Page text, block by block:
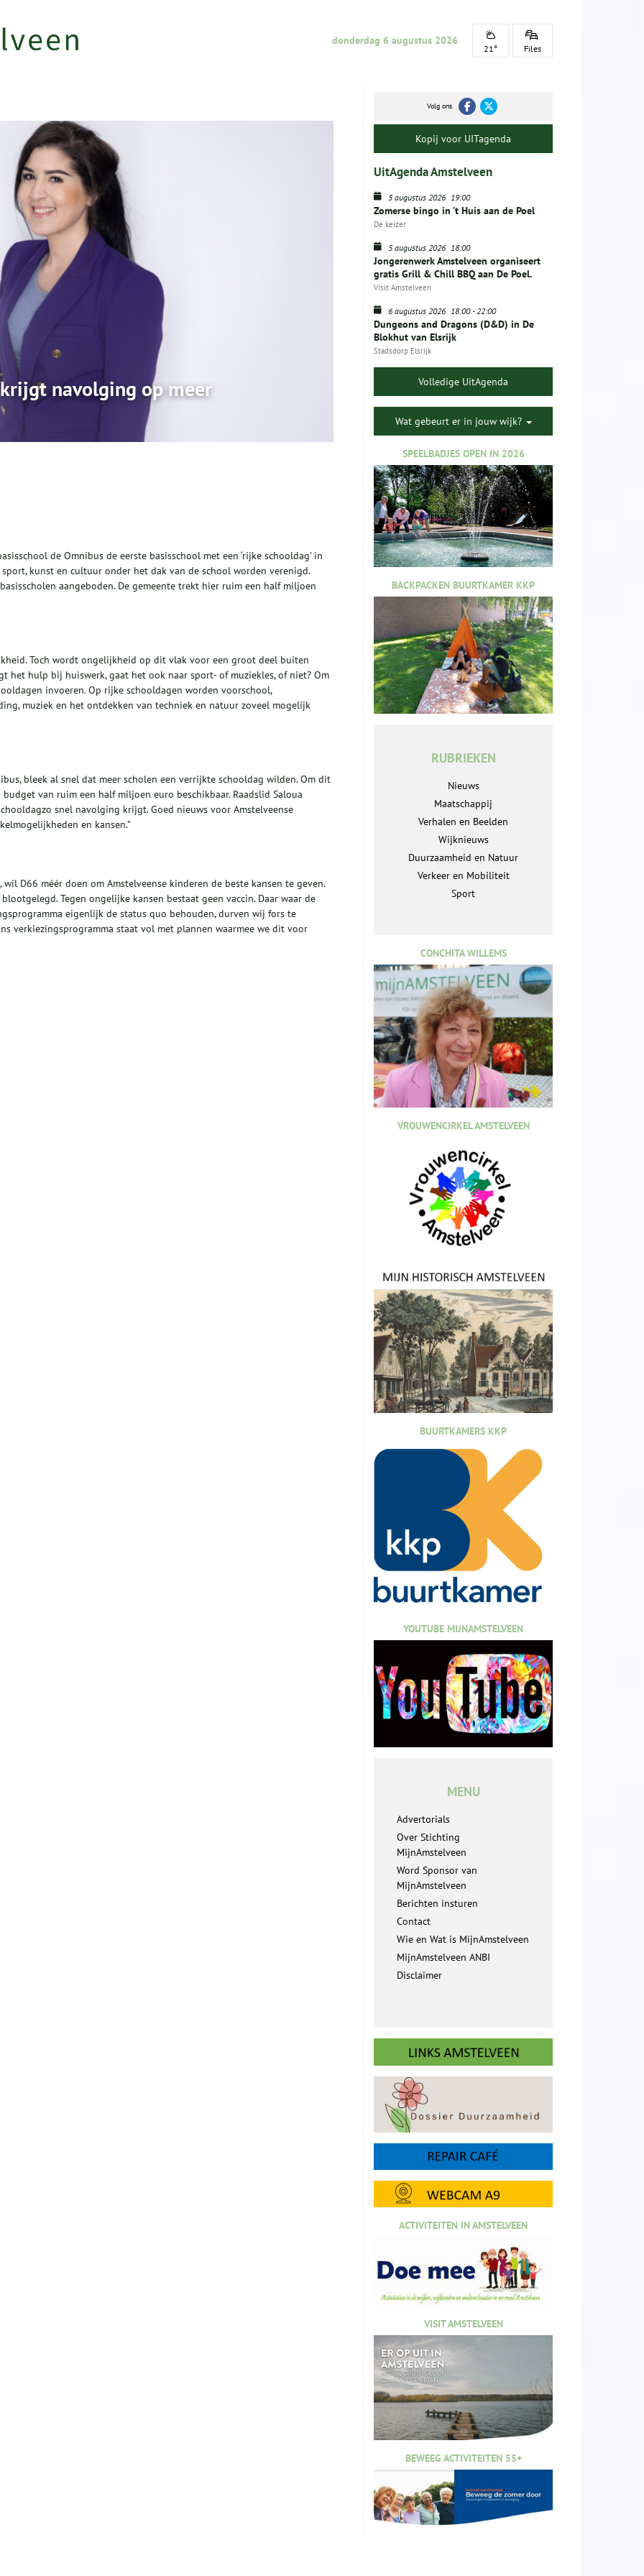
donderdag 6 augustus 2026
21° Files
navolging op meer
de Omnibus de eerste basisschool met een ‘rijke schooldag’ in
kunst en cultuur onder het dak van de school worden verenigd.
aangeboden. De gemeente trekt hier ruim een half miljoen
Toch wordt ongelijkheid op dit vlak voor een groot deel buiten
het hulp bij huiswerk, gaat het ook naar sport- of muziekles, of niet? Om
invoeren. Op rijke schooldagen worden voorschool,
muziek en het ontdekken van techniek en natuur zoveel mogelijk
bleek al snel dat meer scholen een verrijkte schooldag wilden. Om dit
van ruim een half miljoen euro beschikbaar. Raadslid Saloua
snel navolging krijgt. Goed nieuws voor Amstelveense
en kansen.”
D66 méér doen om Amstelveense kinderen de beste kansen te geven.
Tegen ongelijke kansen bestaat geen vaccin. Daar waar de
eigenlijk de status quo behouden, durven wij fors te
verkiezingsprogramma staat vol met plannen waarmee we dit voor
Volg ons
Kopij voor UITagenda
UitAgenda Amstelveen
5 augustus 2026 19:00
Zomerse bingo in ’t Huis aan de Poel
De keizer
5 augustus 2026 18:00
Jongerenwerk Amstelveen organiseert
gratis Grill & Chill BBQ aan De Poel.
Visit Amstelveen
6 augustus 2026 18:00-22:00
Dungeons and Dragons (D&D) in De
Blokhut van Elsrijk
Stadsdorp Elsrijk
Volledige UitAgenda
Wat gebeurt er in jouw wijk?
SPEELBADJES OPEN IN 2026
BACKPACKEN BUURTKAMER KKP
RUBRIEKEN
Nieuws
Maatschappij
Verhalen en Beelden
Wijknieuws
Duurzaamheid en Natuur
Verkeer en Mobiliteit
Sport
CONCHITA WILLEMS
VROUWENCIRKEL AMSTELVEEN
BUURTKAMERS KKP
YOUTUBE MIJNAMSTELVEEN
MENU
Advertorials
Over Stichting
MijnAmstelveen
Word Sponsor van
MijnAmstelveen
Berichten insturen
Contact
Wie en Wat is MijnAmstelveen
MijnAmstelveen ANBI
Disclaimer
ACTIVITEITEN IN AMSTELVEEN
VISIT AMSTELVEEN
BEWEEG ACTIVITEITEN 55+